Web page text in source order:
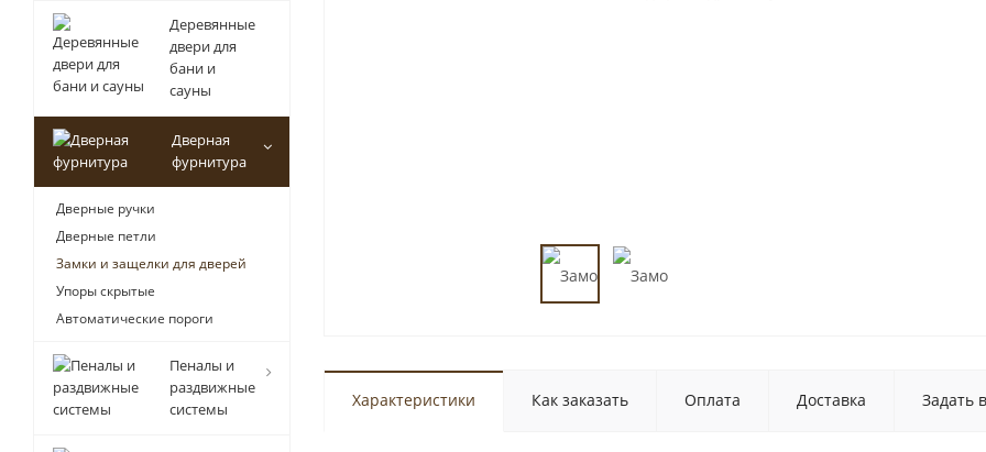
Характеристики Как заказать Оплата Доставка Задать
Деревянные
двери для
бани и
сауны
Дверная
фурнитура
Дверные ручки
Дверные петли
Замки и защелки для дверей
Упоры скрытые
Автоматические пороги
Пеналы и
раздвижные
системы